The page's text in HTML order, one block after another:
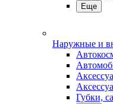
Еще
Наружные и
Губки,